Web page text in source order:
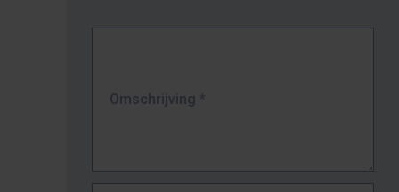
Omschrijving *